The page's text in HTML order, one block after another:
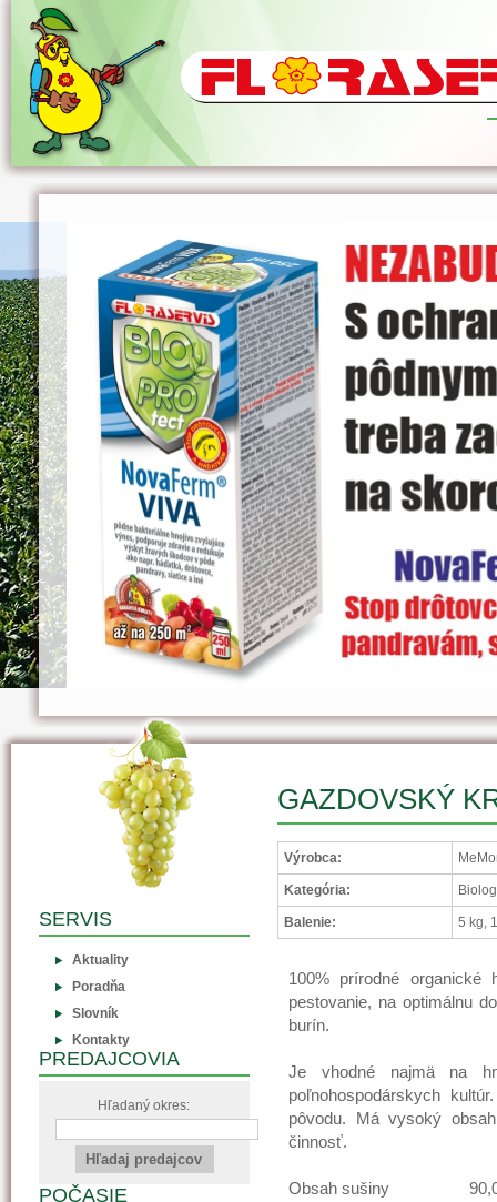
GAZDOVSKÝ
Výrobca:
Kategória:
Balenie: 5 kg,
100% prírodné
pestovanie, na optimálnu
burín.
Je vhodné najmä na
poľnohospodárskych
pôvodu. Má vysoký
činnosť.
Obsah sušiny
SERVIS
Aktuality
Poradňa
Slovník
Kontakty
PREDAJCOVIA
Hľadaný okres:
POČASIE